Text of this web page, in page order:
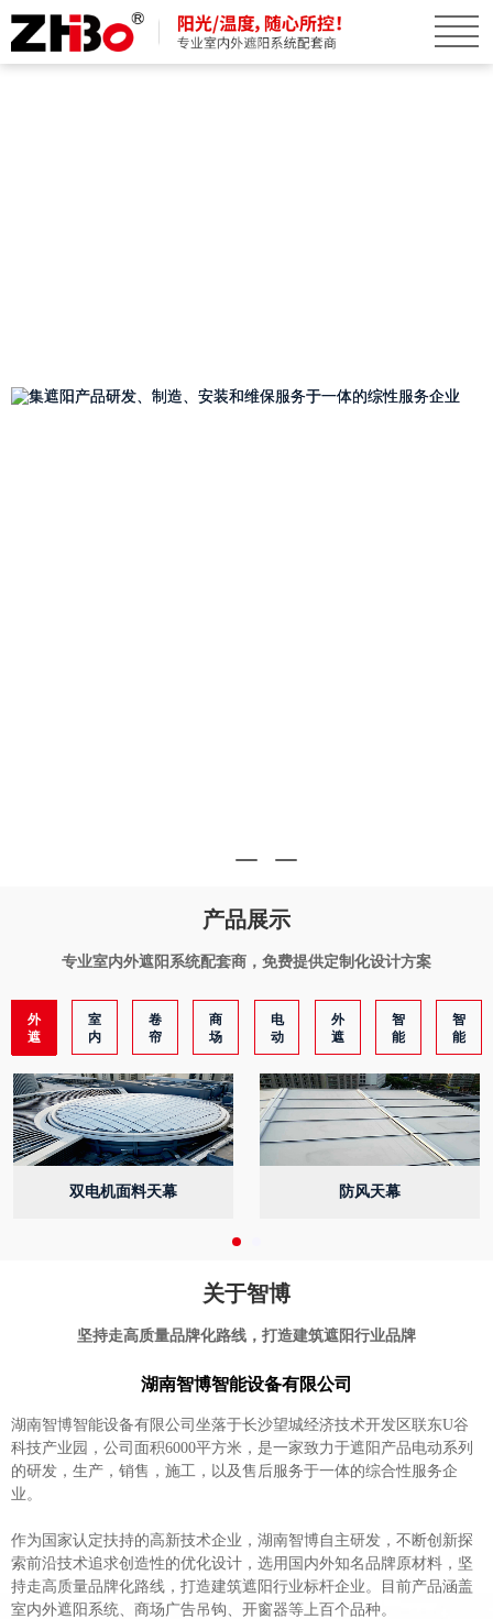
产品展示
专业室内外遮阳系统配套商，免费提供定制化设计方案
外
遮
阳
天
幕
系
统
室
内
天
棚
帘
遮
阳
系
统
卷
帘
遮
阳
系
统
商
场
广
告
吊
钩
系
统
电
动
消
防
排
烟
系
统
外
遮
阳
电
动
百
叶
系
智
能
电
机
控
制
系
料
智
能
家
居
遮
阳
产
双电机面料天幕 防风天幕
关于智博
坚持走高质量品牌化路线，打造建筑遮阳行业品牌
湖南智博智能设备有限公司
湖南智博智能设备有限公司坐落于长沙望城经济技术开发区联东U谷
科技产业园，公司面积6000平方米，是一家致力于遮阳产品电动系列
的研发，生产，销售，施工，以及售后服务于一体的综合性服务企
业。
作为国家认定扶持的高新技术企业，湖南智博自主研发，不断创新探
索前沿技术追求创造性的优化设计，选用国内外知名品牌原材料，坚
持走高质量品牌化路线，打造建筑遮阳行业标杆企业。目前产品涵盖
室内外遮阳系统、商场广告吊钩、开窗器等上百个品种。